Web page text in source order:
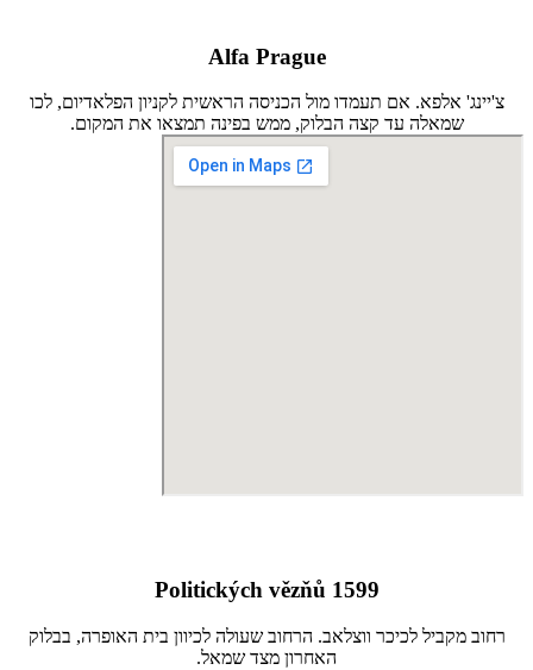
Alfa Prague
צ'יינג' אלפא. אם תעמדו מול הכניסה הראשית לקניון הפלאדיום, לכו
שמאלה עד קצה הבלוק, ממש בפינה תמצאו את המקום.
Politických vězňů 1599
רחוב מקביל לכיכר ווצלאב. הרחוב שעולה לכיוון בית האופרה, בבלוק
האחרון מצד שמאל.